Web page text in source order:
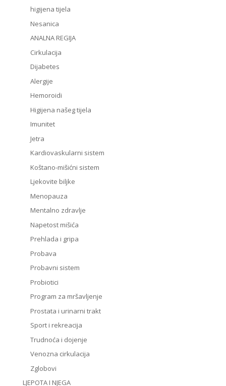
higijena tijela
Nesanica
ANALNA REGIJA
Cirkulacija
Dijabetes
Alergije
Hemoroidi
Higijena našeg tijela
Imunitet
Jetra
Kardiovaskularni sistem
Koštano-mišićni sistem
Ljekovite biljke
Menopauza
Mentalno zdravlje
Napetost mišića
Prehlada i gripa
Probava
Probavni sistem
Probiotici
Program za mršavljenje
Prostata i urinarni trakt
Sport i rekreacija
Trudnoća i dojenje
Venozna cirkulacija
Zglobovi
LJEPOTA I NJEGA